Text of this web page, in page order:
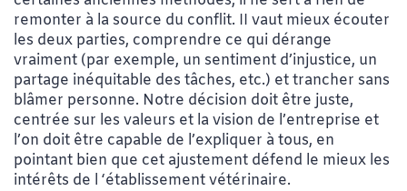
remonter à la source du conflit. II vaut mieux écouter
les deux parties, comprendre ce qui dérange
vraiment (par exemple, un sentiment d’injustice, un
partage inéquitable des tâches, etc.) et trancher sans
blâmer personne. Notre décision doit être juste,
centrée sur les valeurs et la vision de l’entreprise et
l’on doit être capable de l’expliquer à tous, en
pointant bien que cet ajustement défend le mieux les
intérêts de l ‘établissement vétérinaire.